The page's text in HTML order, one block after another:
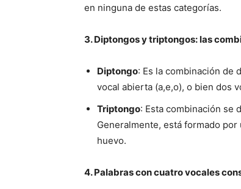
en ninguna de estas categorías.
3. Diptongos y triptongos: las
Diptongo: Es la combinación de
vocal abierta (a,e,o), o bien dos
Triptongo: Esta combinación se
Generalmente, está formado
huevo.
4. Palabras con cuatro vocales